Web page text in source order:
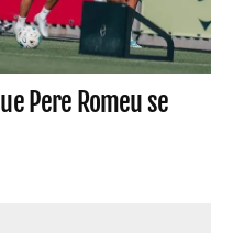
Pere Romeu se